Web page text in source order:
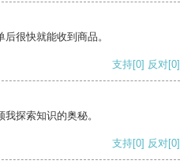
很快就能收到商品。
支持[0] 反对[0]
探索知识的奥秘。
支持[0] 反对[0]